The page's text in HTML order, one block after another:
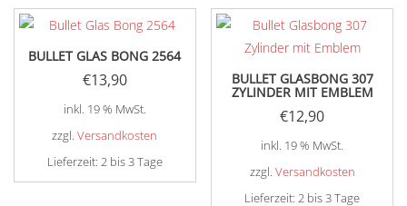
BULLET GLAS BONG 2564
€13,90
inkl. 19 % MwSt.
zzgl.Versandkosten
Lieferzeit: 2 bis 3 Tage
BULLET GLASBONG 307
ZYLINDER MIT EMBLEM
€12,90
inkl. 19 % MwSt.
zzgl. Versandkosten
Lieferzeit:2 bis 3 Tage